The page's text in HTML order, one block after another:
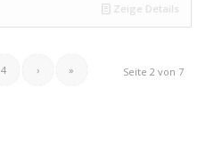
Zeige Details
Seite 2 von 7
4 › »